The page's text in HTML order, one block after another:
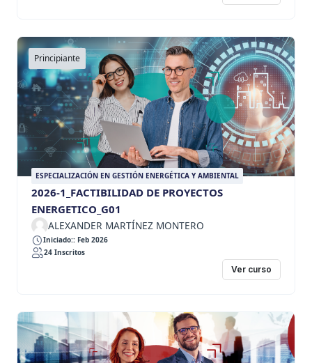
Principiante
ESPECIALIZACIÓN EN GESTIÓN ENERGÉTICA Y AMBIENTAL
2026-1_FACTIBILIDAD DE PROYECTOS
ENERGETICO_G01
ALEXANDER MARTÍNEZ MONTERO
Iniciado:: Feb 2026
24 Inscritos
Ver curso